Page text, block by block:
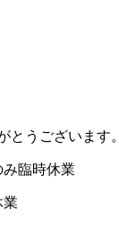
とうございます。
み臨時休業
業